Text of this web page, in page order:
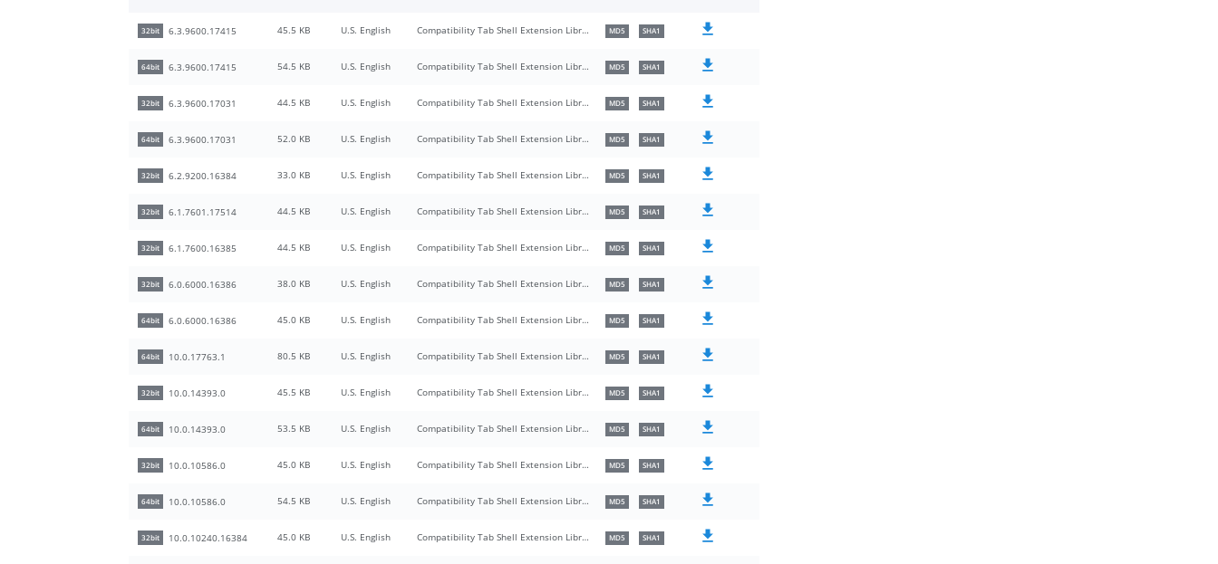
32bit 6.3.9600.17415 45.5 KB U.S. English Compatibility Tab Shell Extension Library MD5 SHA1
64bit 6.3.9600.17415 54.5 KB U.S. English Compatibility Tab Shell Extension Library MD5 SHA1
32bit 6.3.9600.17031 44.5 KB U.S. English Compatibility Tab Shell Extension Library MD5 SHA1
64bit 6.3.9600.17031 52.0 KB U.S. English Compatibility Tab Shell Extension Library MD5 SHA1
32bit 6.2.9200.16384 33.0 KB U.S. English Compatibility Tab Shell Extension Library MD5 SHA1
32bit 6.1.7601.17514 44.5 KB U.S. English Compatibility Tab Shell Extension Library MD5 SHA1
32bit 6.1.7600.16385 44.5 KB U.S. English Compatibility Tab Shell Extension Library MD5 SHA1
32bit 6.0.6000.16386 38.0 KB U.S. English Compatibility Tab Shell Extension Library MD5 SHA1
64bit 6.0.6000.16386 45.0 KB U.S. English Compatibility Tab Shell Extension Library MD5 SHA1
64bit 10.0.17763.1 80.5 KB U.S. English Compatibility Tab Shell Extension Library MD5 SHA1
32bit 10.0.14393.0 45.5 KB U.S. English Compatibility Tab Shell Extension Library MD5 SHA1
64bit 10.0.14393.0 53.5 KB U.S. English Compatibility Tab Shell Extension Library MD5 SHA1
32bit 10.0.10586.0 45.0 KB U.S. English Compatibility Tab Shell Extension Library MD5 SHA1
64bit 10.0.10586.0 54.5 KB U.S. English Compatibility Tab Shell Extension Library MD5 SHA1
32bit 10.0.10240.16384 45.0 KB U.S. English Compatibility Tab Shell Extension Library MD5 SHA1